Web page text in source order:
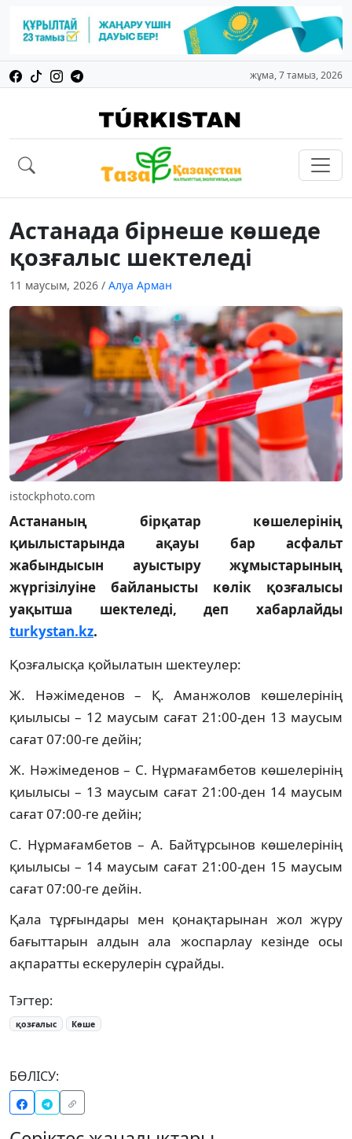
жұма, 7 тамыз, 2026
Астанада бірнеше көшеде
қозғалыс шектеледі
11 маусым, 2026 / Алуа Арман
istockphoto.com
Астананың бірқатар көшелерінің
қиылыстарында ақауы бар асфальт
жабындысын ауыстыру жұмыстарының
жүргізілуіне байланысты көлік қозғалысы
уақытша шектеледі, деп хабарлайды
turkystan.kz.
Қозғалысқа қойылатын шектеулер:
Ж. Нәжімеденов – Қ. Аманжолов көшелерінің
қиылысы – 12 маусым сағат 21:00-ден 13 маусым
сағат 07:00-ге дейін;
Ж. Нәжімеденов – С. Нұрмағамбетов көшелерінің
қиылысы – 13 маусым сағат 21:00-ден 14 маусым
сағат 07:00-ге дейін;
С. Нұрмағамбетов – А. Байтұрсынов көшелерінің
қиылысы – 14 маусым сағат 21:00-ден 15 маусым
сағат 07:00-ге дейін.
Қала тұрғындары мен қонақтарынан жол жүру
бағыттарын алдын ала жоспарлау кезінде осы
ақпаратты ескерулерін сұрайды.
Тэгтер:
қозғалыс Көше
БӨЛІСУ: